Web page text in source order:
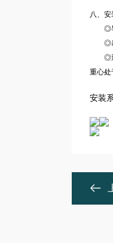
八、
◎导
◎吊
◎通
重心处
安装